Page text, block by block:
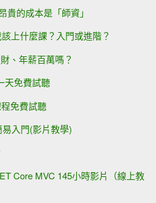
貴的成本是「師資」
上什麼課？入門或進階？
、年薪百萬嗎？
天免費試聽
免費試聽
入門(影片教學)
Core MVC 145小時影片（線上教